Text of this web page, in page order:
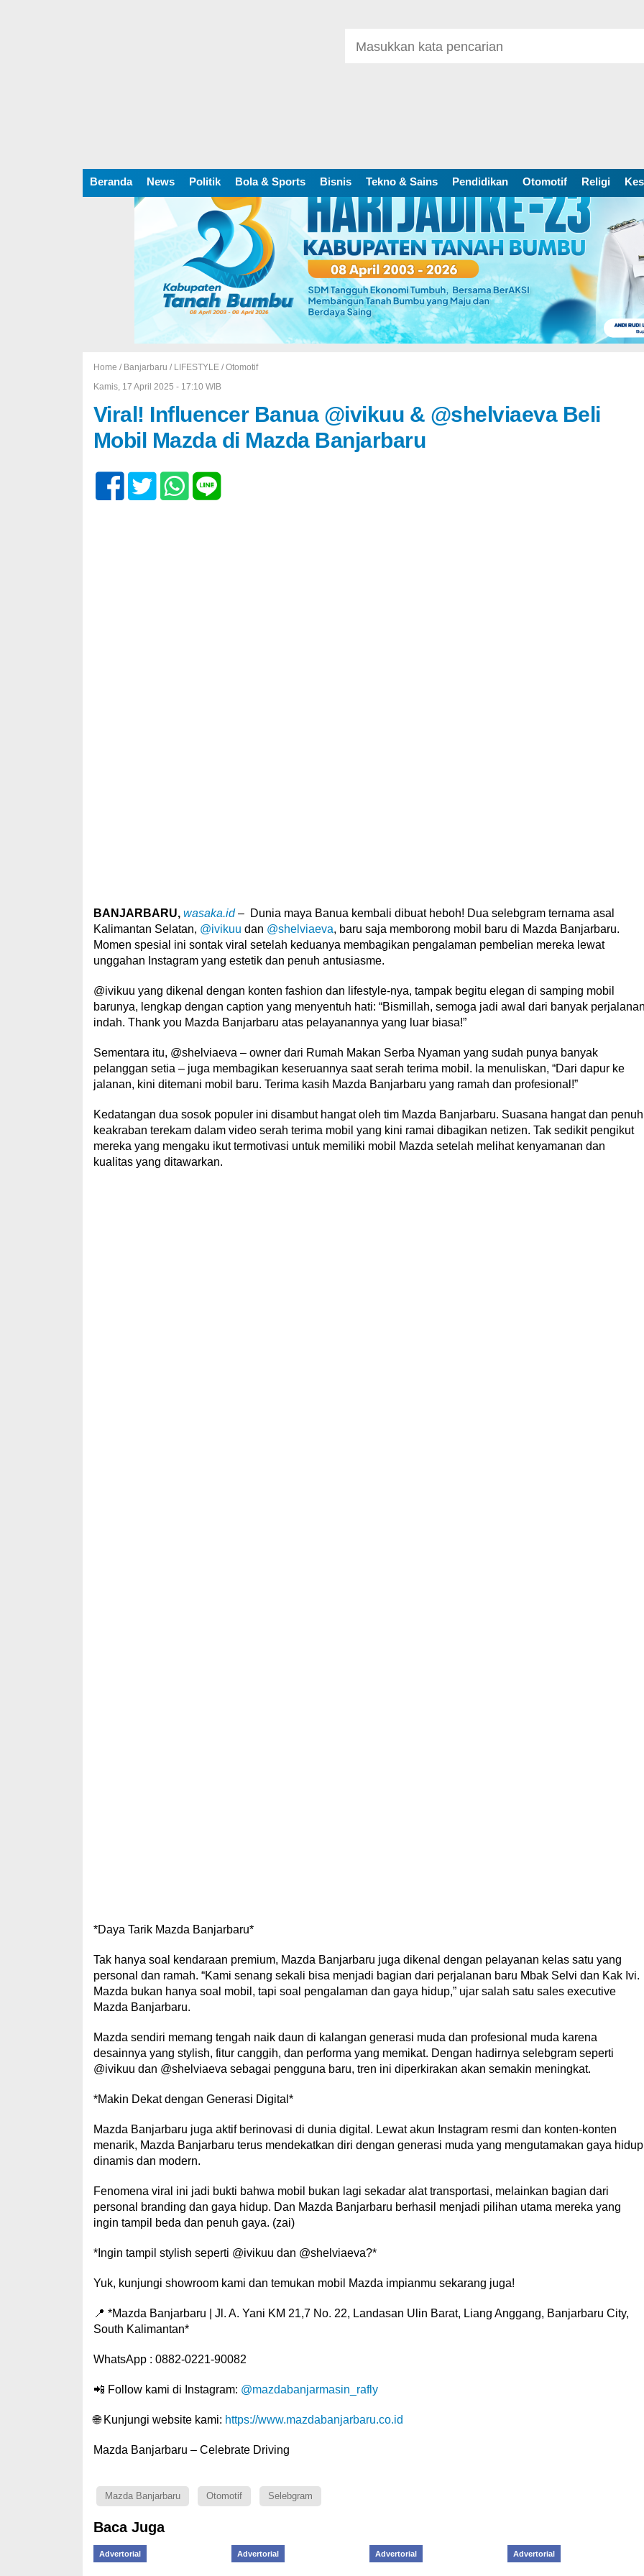
Beranda News Politik Bola & Sports Bisnis Tekno & Sains Pendidikan Otomotif Religi
Home / Banjarbaru / LIFESTYLE/ Otomotif
Kamis, 17 April 2025 - 17:10 WIB
Viral! Influencer Banua @ivikuu & @shelviaeva Beli
Mobil Mazda di Mazda Banjarbaru
BANJARBARU, wasaka.id– Dunia maya Banua kembali dibuat heboh! Dua selebgram ternama asal
Kalimantan Selatan, @ivikuu dan @shelviaeva, baru saja memborong mobil baru di Mazda Banjarbaru.
Momen spesial ini sontak viral setelah keduanya membagikan pengalaman pembelian mereka lewat
unggahan Instagram yang estetik dan penuh antusiasme.
@ivikuu yang dikenal dengan konten fashion dan lifestyle-nya, tampak begitu elegan di samping mobil
barunya, lengkap dengan caption yang menyentuh hati: “Bismillah, semoga jadi awal dari banyak
indah. Thank you Mazda Banjarbaru atas pelayanannya yang luar biasa!”
Sementara itu, @shelviaeva – owner dari Rumah Makan Serba Nyaman yang sudah punya banyak
pelanggan setia – juga membagikan keseruannya saat serah terima mobil. Ia menuliskan, “Dari dapur ke
jalanan, kini ditemani mobil baru. Terima kasih Mazda Banjarbaru yang ramah dan profesional!”
Kedatangan dua sosok populer ini disambut hangat oleh tim Mazda Banjarbaru. Suasana hangat dan penuh
keakraban terekam dalam video serah terima mobil yang kini ramai dibagikan netizen. Tak sedikit pengikut
mereka yang mengaku ikut termotivasi untuk memiliki mobil Mazda setelah melihat kenyamanan dan
kualitas yang ditawarkan.
*Daya Tarik Mazda Banjarbaru*
Tak hanya soal kendaraan premium, Mazda Banjarbaru juga dikenal dengan pelayanan kelas satu yang
personal dan ramah. “Kami senang sekali bisa menjadi bagian dari perjalanan baru Mbak Selvi dan Kak Ivi.
Mazda bukan hanya soal mobil, tapi soal pengalaman dan gaya hidup,” ujar salah satu sales executive
Mazda Banjarbaru.
Mazda sendiri memang tengah naik daun di kalangan generasi muda dan profesional muda karena
desainnya yang stylish, fitur canggih, dan performa yang memikat. Dengan hadirnya selebgram seperti
@ivikuu dan @shelviaeva sebagai pengguna baru, tren ini diperkirakan akan semakin meningkat.
*Makin Dekat dengan Generasi Digital*
Mazda Banjarbaru juga aktif berinovasi di dunia digital. Lewat akun Instagram resmi dan konten-konten
menarik, Mazda Banjarbaru terus mendekatkan diri dengan generasi muda yang mengutamakan gaya hidup
dinamis dan modern.
Fenomena viral ini jadi bukti bahwa mobil bukan lagi sekadar alat transportasi, melainkan bagian dari
personal branding dan gaya hidup. Dan Mazda Banjarbaru berhasil menjadi pilihan utama mereka yang
ingin tampil beda dan penuh gaya. (zai)
*Ingin tampil stylish seperti @ivikuu dan @shelviaeva?*
Yuk, kunjungi showroom kami dan temukan mobil Mazda impianmu sekarang juga!
📍 *Mazda Banjarbaru | Jl. A. Yani KM 21,7 No. 22, Landasan Ulin Barat, Liang Anggang, Banjarbaru City,
South Kalimantan*
WhatsApp : 0882-0221-90082
📲 Follow kami di Instagram: @mazdabanjarmasin_rafly
🌐 Kunjungi website kami: https://www.mazdabanjarbaru.co.id
Mazda Banjarbaru – Celebrate Driving
Mazda Banjarbaru Otomotif Selebgram
Baca Juga
Advertorial Advertorial Advertorial Advertorial